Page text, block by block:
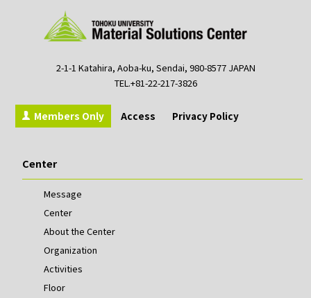
2-1-1 Katahira, Aoba-ku, Sendai, 980-8577 JAPAN
TEL.+81-22-217-3826
Members Only Access Privacy Policy
Center
Message
Center
About the Center
Organization
Activities
Floor